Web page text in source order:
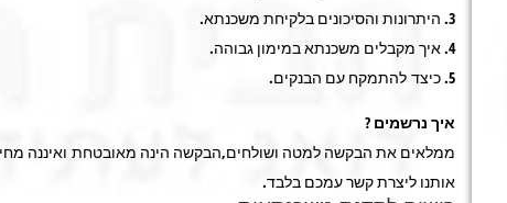
3. היתרונות והסיכונים בלקיחת משכנתא.
4. איך מקבלים משכנתא במימון גבוהה.
5. כיצד להתמקח עם הבנקים.
איך נרשמים ?
ממלאים את הבקשה למטה ושולחים,הבקשה הינה מאובטחת ואיננה
אותנו ליצרת קשר עמכם בלבד.